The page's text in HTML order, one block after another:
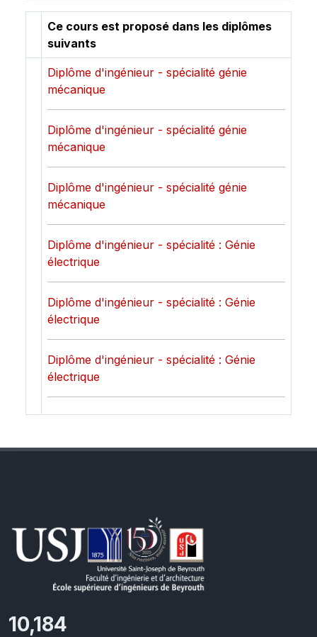
Ce cours est proposé dans les diplômes
suivants
Diplôme d'ingénieur - spécialité génie
mécanique
Diplôme d'ingénieur - spécialité génie
mécanique
Diplôme d'ingénieur - spécialité génie
mécanique
Diplôme d'ingénieur - spécialité : Génie
électrique
Diplôme d'ingénieur - spécialité : Génie
électrique
Diplôme d'ingénieur - spécialité : Génie
électrique
10,801